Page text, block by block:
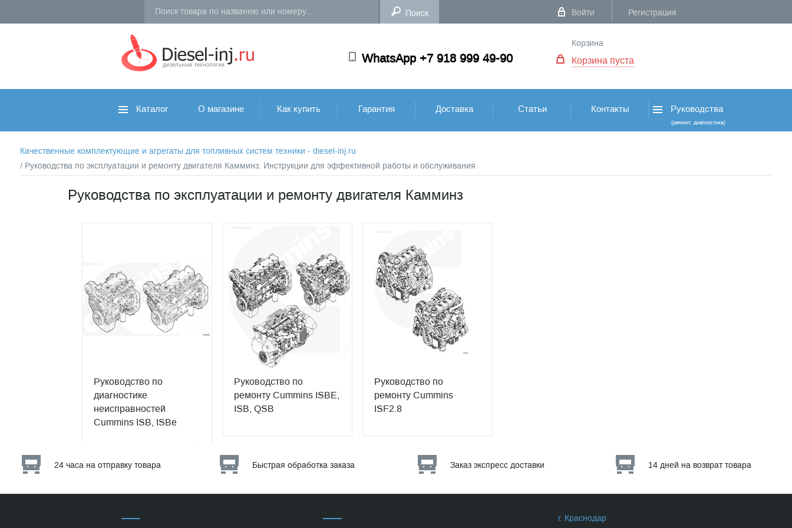
Войти Регистрация
WhatsApp +7 918 999 49-90
Корзина
Корзина пуста
Каталог О магазине Как купить Гарантия Доставка Статьи Контакты Руководства
(ремонт, диагностика)
Качественные комплектующие и агрегаты для топливных систем техники - diesel-inj.ru
/ Руководства по эксплуатации и ремонту двигателя Камминз: Инструкции для эффективной работы и обслуживания
Руководства по эксплуатации и ремонту двигателя Камминз
Руководство по
диагностике
неисправностей
Cummins ISB, ISBe
Руководство по
ремонту Cummins ISBE,
ISB, QSB
Руководство по
ремонту Cummins
ISF2.8
24 часа на отправку товара Быстрая обработка заказа Заказ экспресс доставки 14 дней на возврат товара
г. Краснодар